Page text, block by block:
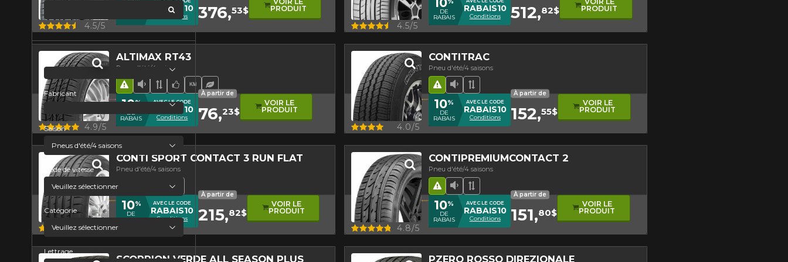
Aperçu 4.5/5
RABAIS10
Conditions 376,53$
PRODUIT
Aperçu 4.5/5
DE
RABAIS
RABAIS10
Conditions 512,82$
PRODUIT
ALTIMAX RT43
Pneu d'été/4 saisons
Faible niveau sonore
Bande de roulement asymétrique
Choix de l'équipe
Haut kilométrage
Pneu écologique
Hasard routier
Aperçu 4.9/5
10%
DE
RABAIS
AVEC LE CODE
RABAIS10
Conditions
À partir de
76,23$
VOIR LE
PRODUIT
CONTITRAC
Pneu d'été/4 saisons
Faible niveau sonore
Bande de roulement asymétrique
Hasard routier
Aperçu 4.0/5
10%
DE
RABAIS
AVEC LE CODE
RABAIS10
Conditions
À partir de
152,55$
VOIR LE
PRODUIT
CONTI SPORT CONTACT 3 RUN FLAT
Pneu d'été/4 saisons
Pneu haute performance
RunflatBande de roulement asymétrique
Hasard routier
Aperçu 4.5/5
10%
DE
RABAIS
AVEC LE CODE
RABAIS10
Conditions
À partir de
215,82$
VOIR LE
PRODUIT
CONTIPREMIUMCONTACT 2
Pneu d'été/4 saisons
Faible niveau sonore
Bande de roulement asymétrique
Hasard routier
Aperçu 4.8/5
10%
DE
RABAIS
AVEC LE CODE
RABAIS10
Conditions
À partir de
151,80$
VOIR LE
PRODUIT
SCORPION VERDE ALL SEASON PLUS PZERO ROSSO DIREZIONALE
global.search
Fabricant
Saison
Code de vitesse
Catégorie
Lettrage